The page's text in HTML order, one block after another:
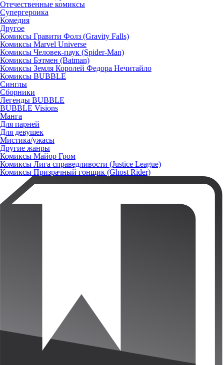
Отечественные комиксы
Супергероика
Комедия
Другое
Комиксы Гравити Фолз (Gravity Falls)
Комиксы Marvel Universe
Комиксы Человек-паук (Spider-Man)
Комиксы Бэтмен (Batman)
Комиксы Земля Королей Федора Нечитайло
Комиксы BUBBLE
Синглы
Сборники
Легенды BUBBLE
BUBBLE Visions
Манга
Для парней
Для девушек
Мистика/ужасы
Другие жанры
Комиксы Майор Гром
Комиксы Лига справедливости (Justice League)
Комиксы Призрачный гонщик (Ghost Rider)